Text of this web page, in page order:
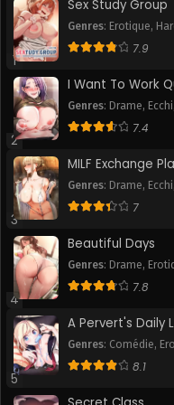
Chapitre 152
January 16, 2026
Chapitre 150
January 16, 2026
January 16, 2026
Chapitre 146
January 16, 2026
Chapitre 144
January 16, 2026
Chapitre 142
January 16, 2026
Chapitre 140
January 16, 2026
1
Sex Study Group
Genres: Erotique,
Webtoon
7.9
2
I Want To Work
Genres: Drame, Ecchi
Webtoon
7.4
3
MILF Exchange
Genres: Drame, Ecchi
Webtoon
7
4
Beautiful Days
Genres: Drame,
7.8
5
A Pervert's Daily
Genres: Comédie,
Romance,Slice of Life
8.1